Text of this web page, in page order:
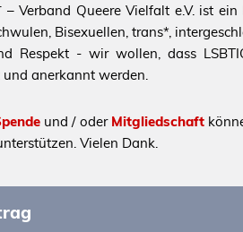
– Verband Queere Vielfalt e.V. ist
Bisexuellen, trans*,
Respekt - wir wollen, dass
anerkannt werden.
und / oder Mitgliedschaft
Vielen Dank.